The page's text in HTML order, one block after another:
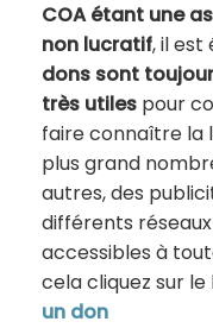
COA étant une
non lucratif, il est
dons sont
très utiles pour
faire connaître la
plus grand
autres, des
différents
accessibles à
cela cliquez sur le
un don